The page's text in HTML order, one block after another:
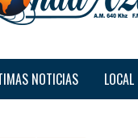
NOTICIAS LOCAL